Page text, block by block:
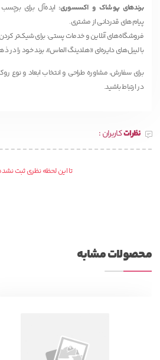
برندهای پوشاک و اکسسوری: ایده‌آل برای
پیام‌های قدردانی از مشتری.
فروشگاه‌های آنلاین و خدمات پستی: برای شیک‌تر
با لیبل‌های دایره‌ای «هلدینگ الماس»، برند خود را در
برای سفارش، مشاوره طراحی و انتخاب ابعاد و نوع
در ارتباط باشید.
نظراتکاربران :
تا این لحظه نظری ثبت
محصولات مشابه